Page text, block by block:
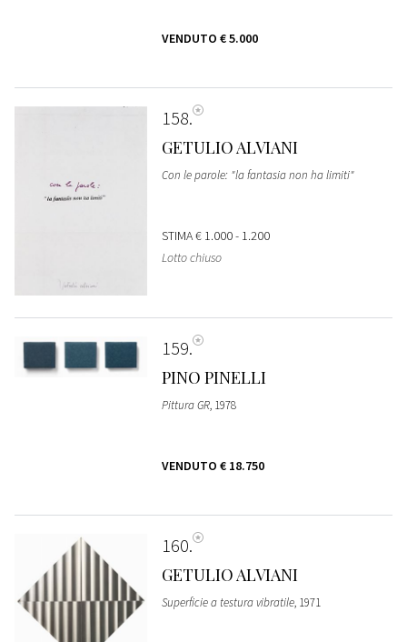
VENDUTO € 5.000
158
GETULIO ALVIANI
Con le parole: "la fantasia non ha limiti"
STIMA€ 1.000 - 1.200
Lotto chiuso
159
PINO PINELLI
Pittura GR, 1978
VENDUTO € 18.750
160
GETULIO ALVIANI
Superficie a testura vibratile, 1971